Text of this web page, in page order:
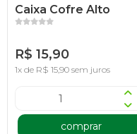
Caixa Cofre Alto
R$ 15,90
1x de R$ 15,90 sem juros
comprar